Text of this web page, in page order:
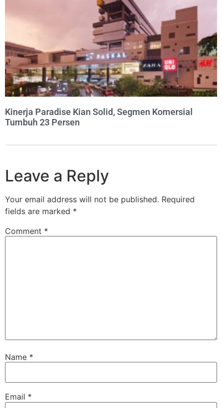
Kinerja Paradise Kian Solid, Segmen Komersial
Tumbuh 23 Persen
Leave a Reply
Your email address will not be published. Required
fields are marked *
Comment *
Name *
Email *